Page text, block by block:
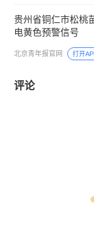
贵州省铜仁市松桃
电黄色预警信号
北京青年报官网 打开
评论